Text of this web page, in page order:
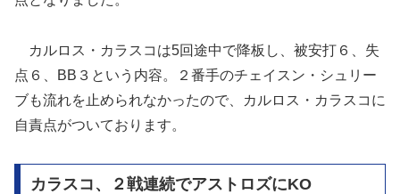
カルロス・カラスコは5回途中で降板し、被安打６、失
点６、BB３という内容。２番手のチェイスン・シュリー
ブも流れを止められなかったので、カルロス・カラスコに
自責点がついております。
カラスコ、２戦連続でアストロズにKO